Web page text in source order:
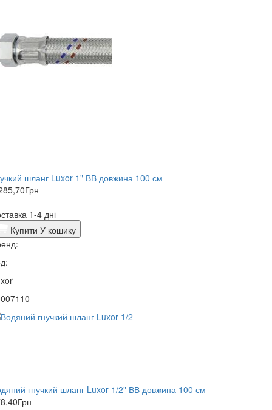
шланг Luxor 1" ВВ довжина 100 см
Грн
1-4 дні
Купити У кошику
гнучкий шланг Luxor 1/2" ВВ довжина 100 см
Грн